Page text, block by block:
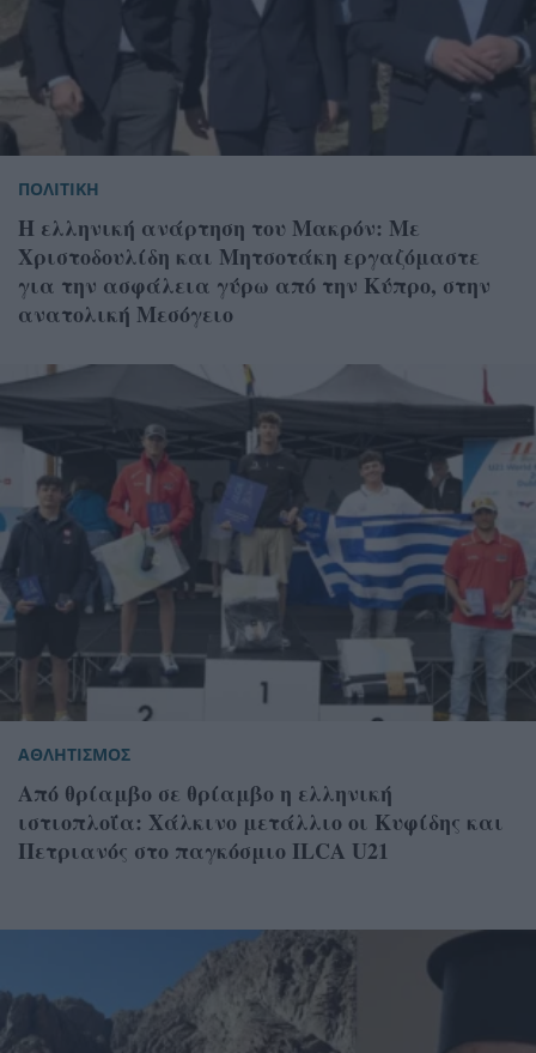
ΠΟΛΙΤΙΚΗ
Η ελληνική ανάρτηση του Μακρόν: Με
Χριστοδουλίδη και Μητσοτάκη εργαζόμαστε
για την ασφάλεια γύρω από την Κύπρο, στην
ανατολική Μεσόγειο
ΑΘΛΗΤΙΣΜΟΣ
Από θρίαμβο σε θρίαμβο η ελληνική
ιστιοπλοΐα: Χάλκινο μετάλλιο οι Κυφίδης και
Πετριανός στο παγκόσμιο ILCA U21